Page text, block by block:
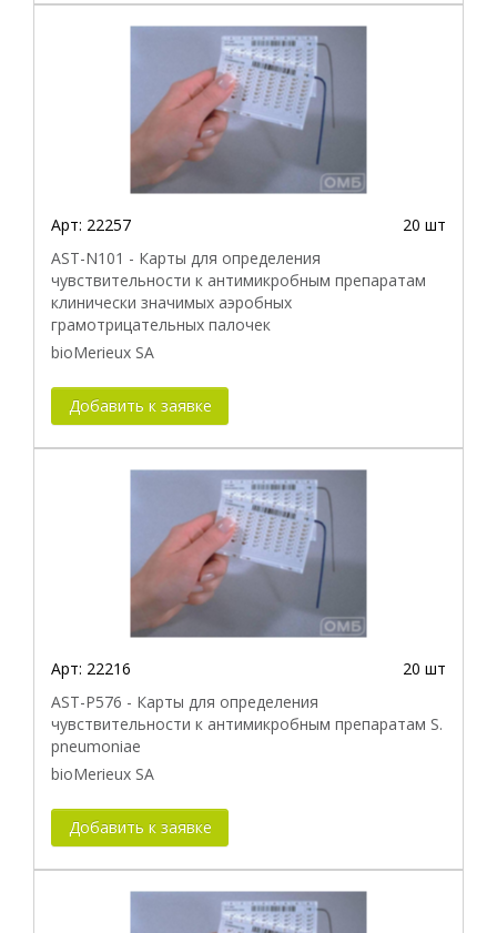
Арт: 22257
20 шт
AST-N101 - Карты для определения
чувствительности к антимикробным препаратам
клинически значимых аэробных
грамотрицательных палочек
bioMerieux SA
Добавить к заявке
Арт: 22216
20 шт
AST-P576 - Карты для определения
чувствительности к антимикробным препаратам S.
pneumoniae
bioMerieux SA
Добавить к заявке